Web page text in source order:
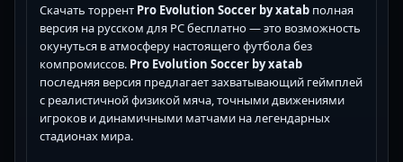
Скачать торрент Pro Evolution Soccer by xatab полная
версия на русском для PC бесплатно — это возможность
окунуться в атмосферу настоящего футбола без
компромиссов. Pro Evolution Soccer by xatab
последняя версия предлагает захватывающий геймплей
с реалистичной физикой мяча, точными движениями
игроков и динамичными матчами на легендарных
стадионах мира.